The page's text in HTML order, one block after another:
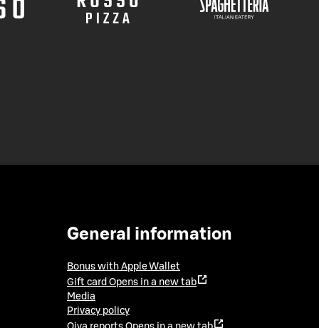
General information
Bonus with Apple Wallet
Gift card Opens in a new tab
Media
Privacy policy